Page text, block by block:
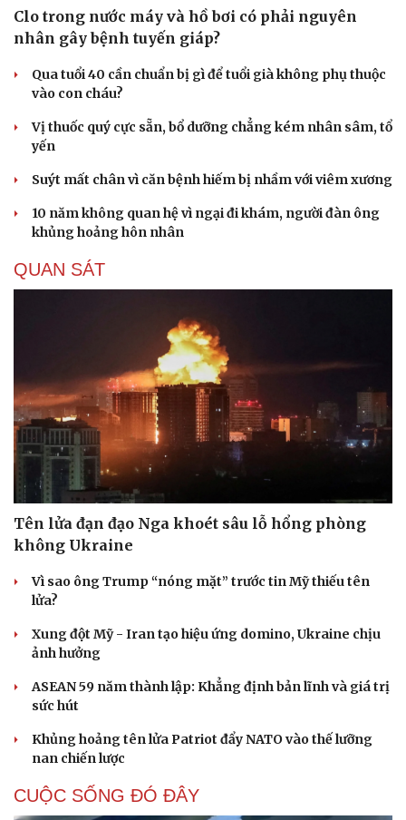
Cải chính
Clo trong nước máy và hồ bơi có phải nguyên
nhân gây bệnh tuyến giáp?
Qua tuổi 40 cần chuẩn bị gì để tuổi già không phụ thuộc
vào con cháu?
Vị thuốc quý cực sẵn, bổ dưỡng chẳng kém nhân sâm, tổ
yến
Suýt mất chân vì căn bệnh hiếm bị nhầm với viêm xương
10 năm không quan hệ vì ngại đi khám, người đàn ông
khủng hoảng hôn nhân
QUAN SÁT
Tên lửa đạn đạo Nga khoét sâu lỗ hổng phòng
không Ukraine
Vì sao ông Trump “nóng mặt” trước tin Mỹ thiếu tên
lửa?
Xung đột Mỹ - Iran tạo hiệu ứng domino, Ukraine chịu
ảnh hưởng
ASEAN 59 năm thành lập: Khẳng định bản lĩnh và giá trị
sức hút
Khủng hoảng tên lửa Patriot đẩy NATO vào thế lưỡng
nan chiến lược
CUỘC SỐNG ĐÓ ĐÂY